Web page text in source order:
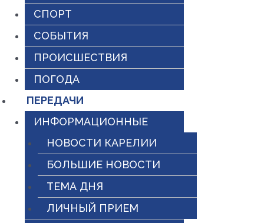
СПОРТ
СОБЫТИЯ
ПРОИСШЕСТВИЯ
ПОГОДА
ПЕРЕДАЧИ
ИНФОРМАЦИОННЫЕ
НОВОСТИ КАРЕЛИИ
БОЛЬШИЕ НОВОСТИ
ТЕМА ДНЯ
ЛИЧНЫЙ ПРИЕМ